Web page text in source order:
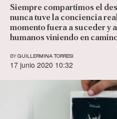
Siempre compartimos el
nunca tuve la conciencia
momento fuera a suceder y
humanos viniendo en
BY GUILLERMINA TORRESI
17 junio 2020 10:32